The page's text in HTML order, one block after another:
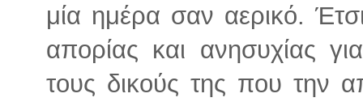
μία ημέρα σαν αερικό. Έτσι
απορίας και ανησυχίας
τους δικούς της που την